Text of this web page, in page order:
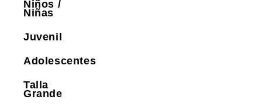
Niños /
Niñas
Juvenil
Adolescentes
Talla
Grande